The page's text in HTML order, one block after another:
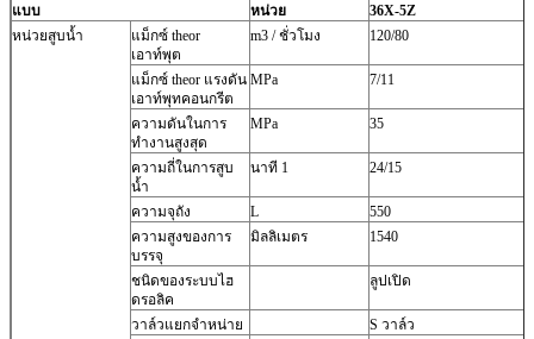
แบบ หน่วย
36X-5Z
หน่วยสูบน้ำ
แม็กซ์ theor
เอาท์พุต
m3 / ชั่วโมง 120/80
แม็กซ์ theor แรงดัน
เอาท์พุทคอนกรีต
MPa 7/11
ความดันในการ
ทำงานสูงสุด
MPa 35
ความถี่ในการสูบ
น้ำ
นาที 1 24/15
ความจุถัง L
550
ความสูงของการ
บรรจุ
มิลลิเมตร 1540
ชนิดของระบบไฮ
ดรอลิค
ลูปเปิด
วาล์วแยกจำหน่าย
S วาล์ว